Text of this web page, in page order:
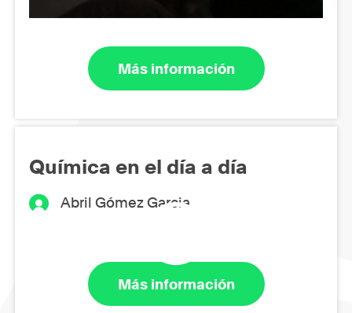
Más información
Química en el día a día
Abril Gómez Garcia
Más información